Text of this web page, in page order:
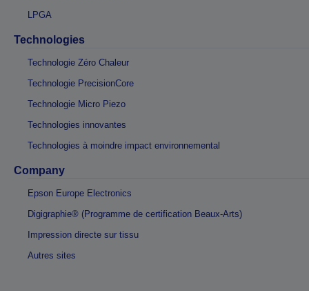
LPGA
Technologies
Technologie Zéro Chaleur
Technologie PrecisionCore
Technologie Micro Piezo
Technologies innovantes
Technologies à moindre impact environnemental
Company
Epson Europe Electronics
Digigraphie® (Programme de certification Beaux-Arts)
Impression directe sur tissu
Autres sites